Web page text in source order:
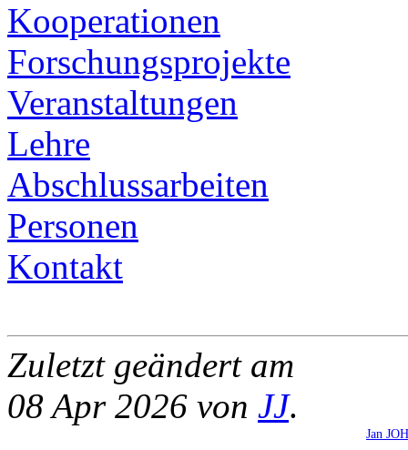
Kooperationen
Forschungsprojekte
Veranstaltungen
Lehre
Abschlussarbeiten
Personen
Kontakt
Zuletzt geändert am
08 Apr 2026 von JJ.
Jan